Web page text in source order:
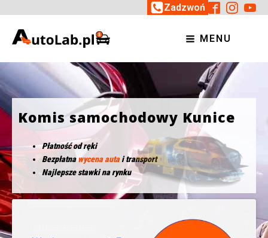
Zadzwoń
MENU
Komis samochodowy Kunice
Płatność od ręki
Bezpłatnawycena autai transport
Najlepsze stawki na rynku